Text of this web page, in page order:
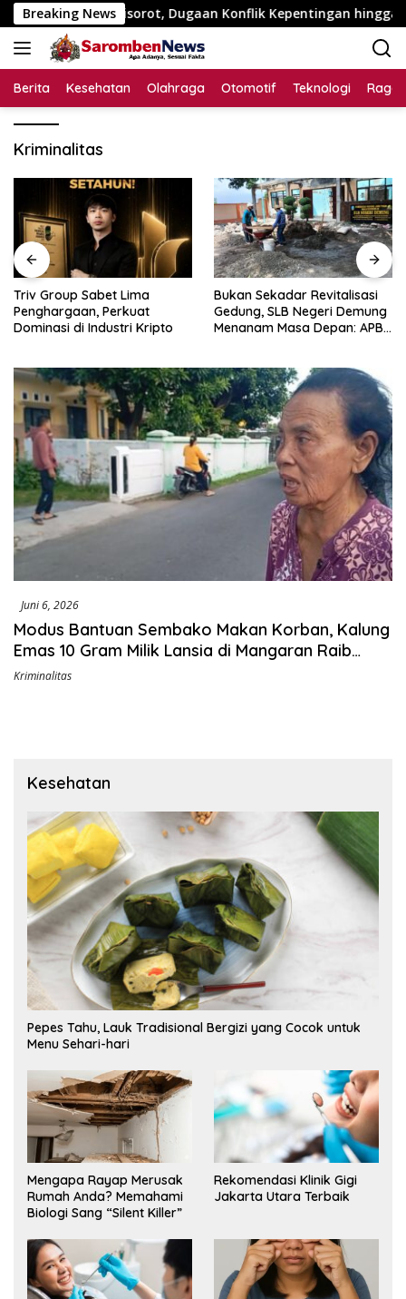
Langsung
ke
konten
Breaking News
Juta Disorot, Dugaan Konflik Kepentingan hingga Misteri
Berita Kesehatan Olahraga Otomotif Teknologi
Kriminalitas
Triv Group Sabet Lima
Penghargaan, Perkuat
Dominasi di Industri Kripto
Bukan Sekadar Revitalisasi
Gedung, SLB Negeri Demung
Menanam Masa Depan: APBN
Khusus Menjadi Kemandirian
Juni 6, 2026
Modus Bantuan Sembako Makan Korban, Kalung
Emas 10 Gram Milik Lansia di Mangaran Raib
dalam Hitungan Menit
Kriminalitas
Kesehatan
Pepes Tahu, Lauk Tradisional Bergizi yang Cocok untuk
Menu Sehari-hari
Mengapa Rayap Merusak
Rumah Anda? Memahami
Biologi Sang “Silent Killer”
Rekomendasi Klinik Gigi
Jakarta Utara Terbaik